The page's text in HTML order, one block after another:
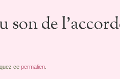
son de
ce permalien.